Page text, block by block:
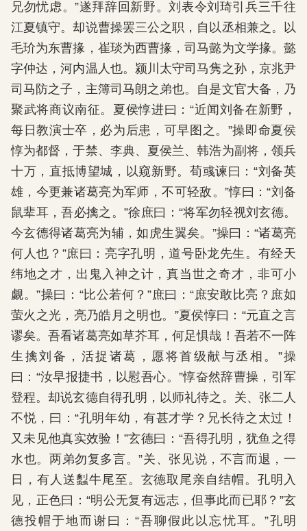
兄勿忧虑。”遂拜辞回新野。刘表令刘琦引兵三千往
江夏镇守。却说曹操罢三公之职，自以丞相兼之。以
毛玠为东曹掾，崔琰为西曹掾，司马懿为文学掾。懿
字仲达，河内温人也。颍川太守司马隽之孙，京兆尹
司马防之子，主簿司马朗之弟也。自是文官大备，乃
聚武将商议南征。夏侯惇进曰：“近闻刘备在新野，
每日教演士卒，必为后患，可早图之。”操即命夏侯
惇为都督，于禁、李典、夏侯兰、韩浩为副将，领兵
十万，直抵博望城，以窥新野。荀彧谏曰：“刘备英
雄，今更兼诸葛亮为军师，不可轻敌。”惇曰：“刘备
鼠辈耳，吾必擒之。”徐庶曰：“将军勿轻视刘玄德。
今玄德得诸葛亮为辅，如虎生翼矣。”操曰：“诸葛亮
何人也？”庶曰：亮字孔明，道号卧龙先生。有经天
纬地之才，出鬼入神之计，真当世之奇才，非可小
觑。”操曰：“比公若何？”庶曰：“庶安敢比亮？庶如
萤火之光，亮乃皓月之明也。”夏侯惇曰：“元直之言
谬矣。吾看诸葛亮如草芥耳，何足惧哉！吾若不一阵
生擒刘备，活捉诸葛，愿将首级献与丞相。”操
曰：“汝早报捷书，以慰吾心。”惇奋然辞曹操，引军
登程。却说玄德自得孔明，以师礼待之。关、张二人
不悦，曰：“孔明年幼，有甚才学？兄长待之太过！
又未见他真实效验！”玄德曰：“吾得孔明，犹鱼之得
水也。两弟勿复多言。”关、张见说，不言而退，一
日，有人送蠫牛尾至。玄德取尾亲自结帽。孔明入
见，正色曰：“明公无复有远志，但事此而已耶？”玄
德投帽于地而谢曰：“吾聊假此以忘忧耳。”孔明